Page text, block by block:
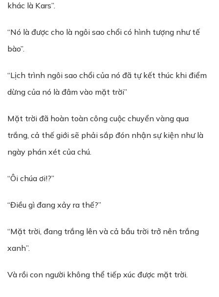
khác là Kars”.
“Nó là được cho là ngôi sao chổi có hình tượng như tế
bào”.
“Lịch trình ngôi sao chổi của nó đã tự kết thúc khi điểm
dừng của nó là đâm vào mặt trời”
Mặt trời đã hoàn toàn công cuộc chuyển vàng qua
trắng, cả thế giới sẽ phải sắp đón nhận sự kiện như là
ngày phán xét của chú.
“Ôi chúa ơi!?”
“Điều gì đang xảy ra thế?”
“Mặt trời, đang trắng lên và cả bầu trời trở nên trắng
xanh”.
Và rồi con người không thể tiếp xúc được mặt trời.